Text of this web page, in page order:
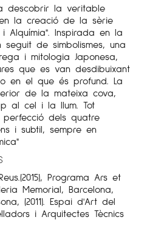
descobrir la veritable
la creació de la sèrie
i Alquímia". Inspirada en la
de simbolismes, una
i mitologia Japonesa,
que es van desdibuixant
en el que és profund. La
de la mateixa cova,
al cel i la llum. Tot
dels quatre
i subtil, sempre en
Programa Ars et
Memorial, Barcelona,
(2011). Espai d'Art del
i Arquitectes Tècnics